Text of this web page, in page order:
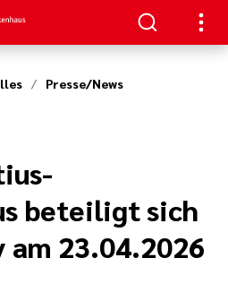
Presse/News
beteiligt sich
am 23.04.2026